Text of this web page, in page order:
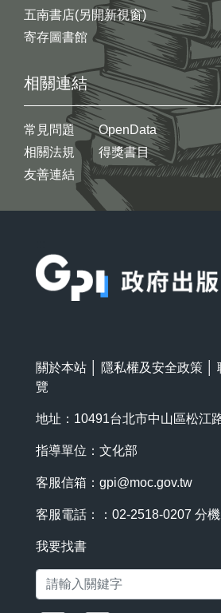
五南書店(另開新視窗)
寄存圖書館
相關連結
常見問題
相關法規
友善連結
OpenData
得獎書目
關於本站 隱私權及安全政策
覽
地址：10491台北市中山區松江
指導單位：文化部
客服信箱： gpi@moc.gov.tw
客服電話：：02-2518-0207 分
我要找書